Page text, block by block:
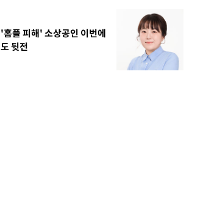
'홈플 피해' 소상공인 이번에
도 뒷전